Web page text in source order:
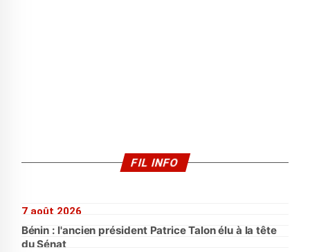
FIL INFO
7 août 2026
Bénin : l'ancien président Patrice Talon élu à la tête
du Sénat